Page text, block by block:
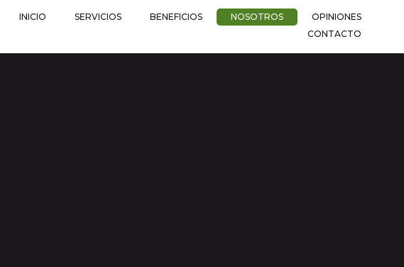
INICIO SERVICIOS BENEFICIOS NOSOTROS
OPINIONES
CONTACTO